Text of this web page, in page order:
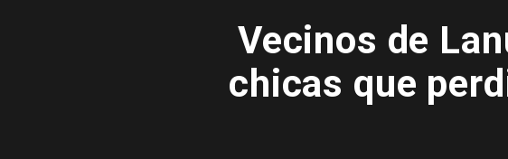
Vecinos de
chicas que